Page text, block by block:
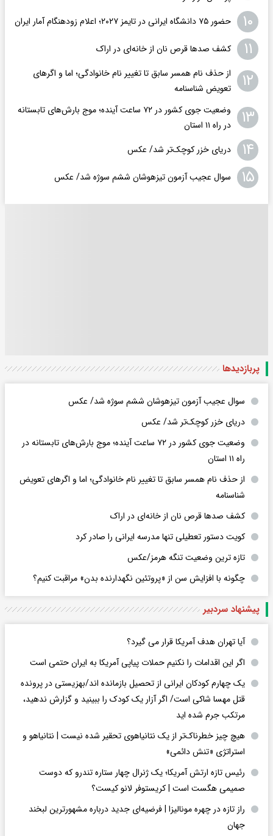
۱۰ حضور ۷۵ دانشگاه ایرانی در تایمز ۲۰۲۷؛ اعلام زودهنگام آمار ایران
۱۱ کشف صدها قرص نان از خانه‌ای در اراک
۱۲
از حذف نام همسر سابق تا تغییر نام خانوادگی؛ اما و اگرهای
تعویض شناسنامه
۱۳
وضعیت جوی کشور در ۷۲ ساعت آینده؛ موج بارش‌های تابستانه
در راه ۱۱ استان
۱۴ دریای خزر کوچک‌تر شد/ عکس
۱۵ سوال عجیب آزمون تیزهوشان ششم سوژه شد/ عکس
پربازدید‌ها
سوال عجیب آزمون تیزهوشان ششم سوژه شد/ عکس
دریای خزر کوچک‌تر شد/ عکس
وضعیت جوی کشور در ۷۲ ساعت آینده؛ موج بارش‌های تابستانه در
راه ۱۱ استان
از حذف نام همسر سابق تا تغییر نام خانوادگی؛ اما و اگرهای تعویض
شناسنامه
کشف صدها قرص نان از خانه‌ای در اراک
کویت دستور تعطیلی تنها مدرسه ایرانی را صادر کرد
تازه ترین وضعیت تنگه هرمز/عکس
چگونه با افزایش سن از «پروتئین نگهدارنده بدن» مراقبت کنیم؟
پیشنهاد سردبیر
آیا تهران هدف آمریکا قرار می گیرد؟
اگر این اقدامات را نکنیم حملات پیاپی آمریکا به ایران حتمی است
یک چهارم کودکان ایرانی از تحصیل بازمانده اند/بهزیستی در پرونده
قتل مهسا شاکی است/ اگر آزار یک کودک را ببینید و گزارش ندهید،
مرتکب جرم شده اید
هیچ چیز خطرناک‌تر از یک نتانیاهوی تحقیر شده نیست | نتانیاهو و
استراتژی «تنش دائمی»
رئیس تازه ارتش آمریکا؛ یک ژنرال چهار ستاره تندرو که دوست
صمیمی هگست است | کریستوفر لانو کیست؟
راز تازه در چهره مونالیزا | فرضیه‌ای جدید درباره مشهورترین لبخند
جهان